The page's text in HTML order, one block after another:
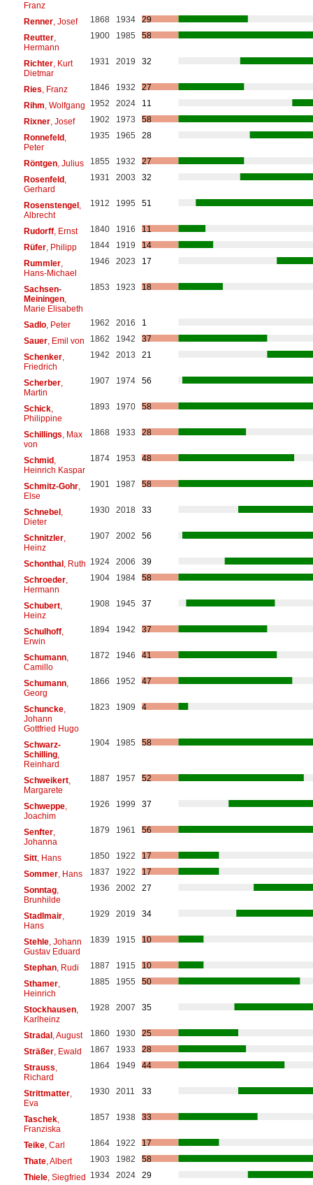
Franz
Renner, Josef 1868 1934
29
Reutter,
Hermann
1900 1985 58
Richter, Kurt
Dietmar
1931 2019 32
Ries , Franz 1846 1932
27
Rihm , Wolfgang 1952 2024
11
Rixner, Josef 1902 1973
58
Ronnefeld,
Peter
1935 1965 28
Röntgen, Julius 1855 1932
27
Rosenfeld,
Gerhard
1931 2003 32
Rosenstengel,
Albrecht
1912 1995 51
Rudorff, Ernst 1840 1916
11
Rüfer, Philipp 1844 1919
14
Rummler,
Hans-Michael
1946 2023 17
Sachsen-
Meiningen,
Marie Elisabeth
1853 1923 18
Sadlo, Peter 1962 2016
1
Sauer, Emil von 1862 1942
37
Schenker,
Friedrich
1942 2013 21
Scherber,
Martin
1907 1974 56
Schick,
Philippine
1893 1970 58
Schillings , Max
von
1868 1933 28
Schmid,
Heinrich Kaspar
1874 1953 48
Schmitz-Gohr,
Else
1901 1987 58
Schnebel,
Dieter
1930 2018 33
Schnitzler,
Heinz
1907 2002 56
Schonthal, Ruth 1924 2006
39
Schroeder,
Hermann
1904 1984 58
Schubert,
Heinz
1908 1945 37
Schulhoff,
Erwin
1894 1942 37
Schumann,
Camillo
1872 1946 41
Schumann,
Georg
1866 1952 47
Schuncke,
Johann
Gottfried Hugo
1823 1909 4
Schwarz-
Schilling,
Reinhard
1904 1985 58
Schweikert,
Margarete
1887 1957 52
Schweppe,
Joachim
1926 1999 37
Senfter,
Johanna
1879 1961 56
Sitt, Hans 1850 1922
17
Sommer, Hans 1837 1922
17
Sonntag,
Brunhilde
1936 2002 27
Stadlmair,
Hans
1929 2019 34
Stehle, Johann
Gustav Eduard
1839 1915 10
Stephan, Rudi 1887 1915
10
Sthamer,
Heinrich
1885 1955 50
Stockhausen,
Karlheinz
1928 2007 35
Stradal, August 1860 1930
25
Sträßer, Ewald 1867 1933
28
Strauss
Richard
1864 1949 44
Strittmatter,
Eva
1930 2011 33
Taschek,
Franziska
1857 1938 33
Teike, Carl 1864 1922
17
Thate, Albert 1903 1982
58
Thiele, Siegfried 1934 2024
29